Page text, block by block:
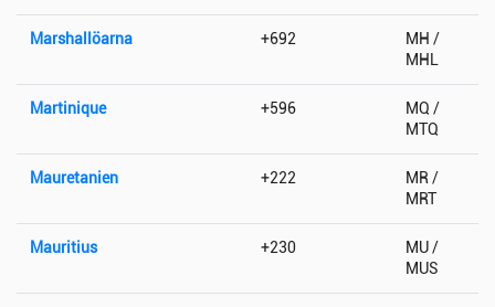
Marshallöarna +692
MH /
MHL
Martinique +596
MQ /
MTQ
Mauretanien +222
MR /
MRT
Mauritius +230
MU /
MUS